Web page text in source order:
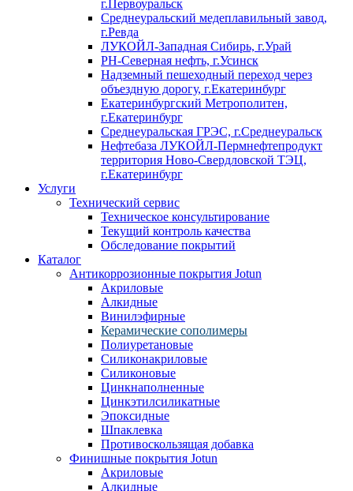
г.Первоуральск
Среднеуральский медеплавильный завод,
г.Ревда
ЛУКОЙЛ-Западная Сибирь, г.Урай
РН-Северная нефть, г.Усинск
Надземный пешеходный переход через
объездную дорогу, г.Екатеринбург
Екатеринбургский Метрополитен,
г.Екатеринбург
Среднеуральская ГРЭС, г.Среднеуральск
Нефтебаза ЛУКОЙЛ-Пермнефтепродукт
территория Ново-Свердловской ТЭЦ,
г.Екатеринбург
Услуги
Технический сервис
Техническое консультирование
Текущий контроль качества
Обследование покрытий
Каталог
Антикоррозионные покрытия Jotun
Акриловые
Алкидные
Винилэфирные
Керамические сополимеры
Полиуретановые
Силиконакриловые
Силиконовые
Цинкнаполненные
Цинкэтилсиликатные
Эпоксидные
Шпаклевка
Противоскользящая добавка
Финишные покрытия Jotun
Акриловые
Алкидные